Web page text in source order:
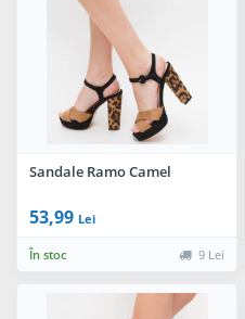
Sandale Ramo Camel
53,99 Lei
În stoc 9 Lei